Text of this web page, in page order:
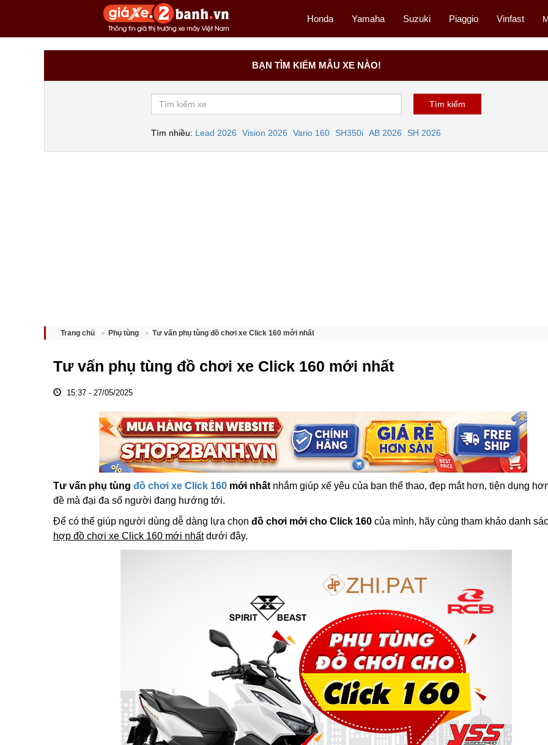
Honda Yamaha Suzuki Piaggio Vinfast
BẠN TÌM KIẾM MẪU XE NÀO!
Tìm nhiều: Lead 2026 Vision 2026 Vario 160 SH350i AB 2026 SH 2026
Trang chủ Phụ tùng Tư vấn phụ tùng đồ chơi xe Click 160 mới nhất
Tư vấn phụ tùng đồ chơi xe Click 160 mới nhất
15:37 - 27/05/2025
Tư vấn phụ tùng đồ chơi xe Click 160 mới nhất nhắm giúp xế yêu của bạn thể thao, đẹp mắt hơn, tiện dụng
đề mà đại đa số người đang hướng tới.
Để có thể giúp người dùng dễ dàng lựa chọn đồ chơi mới cho Click 160 của mình, hãy cùng tham khảo danh
hợp đồ chơi xe Click 160 mới nhấtdưới đây.